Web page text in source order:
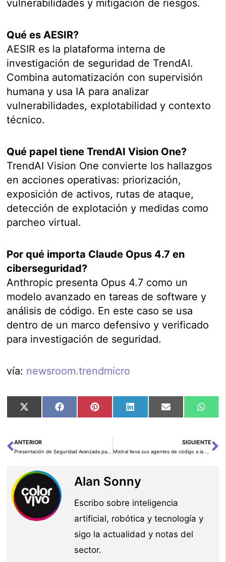
vulnerabilidades y mitigación de riesgos.
Qué es AESIR?
AESIR es la plataforma interna de
investigación de seguridad de TrendAI.
Combina automatización con supervisión
humana y usa IA para analizar
vulnerabilidades, explotabilidad y contexto
técnico.
Qué papel tiene TrendAI Vision One?
TrendAI Vision One convierte los hallazgos
en acciones operativas: priorización,
exposición de activos, rutas de ataque,
detección de explotación y medidas como
parcheo virtual.
Por qué importa Claude Opus 4.7 en
ciberseguridad?
Anthropic presenta Opus 4.7 como un
modelo avanzado en tareas de software y
análisis de código. En este caso se usa
dentro de un marco defensivo y verificado
para investigación de seguridad.
vía: newsroom.trendmicro
Compartir
en
X
Compartir
en
FacebookCompartir
en
PinterestCompartir
en
LinkedInCompartir
en
Email
en
Ant
ANTERIOR
Presentación de Seguridad Avanzada para Cuentas
SIGUIENTE
Mistral lleva sus agentes de código a la nube con Medium 3.5
Alan Sonny
Escribo sobre inteligencia
artificial, robótica y tecnología y
sigo la actualidad y notas del
sector.